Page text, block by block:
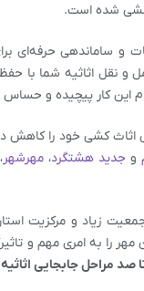
کشی شده است.
و ساماندهی حرفه‌ای
نقل اثاثیه شما با
این کار پیچیده و حساس
اثاث کشی خود را
و جدید هشتگرد،مهرشهر
زیاد و مرکزیت استان
را به امری مهم و
صد مراحل جابجایی